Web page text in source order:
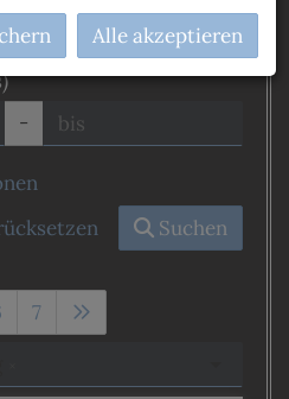
-
-
Suchen
7
Alle akzeptieren